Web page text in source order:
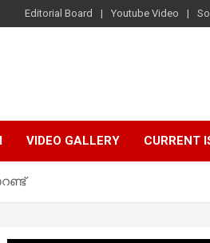
Editorial Board Youtube Video
VIDEO GALLERY CURRENT